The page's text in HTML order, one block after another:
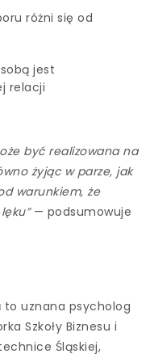
różni się od
jest
relacji
być realizowana na
żyjąc w parze, jak
warunkiem, że
— podsumowuje
to uznana psycholog
Szkoły Biznesu i
Śląskiej,